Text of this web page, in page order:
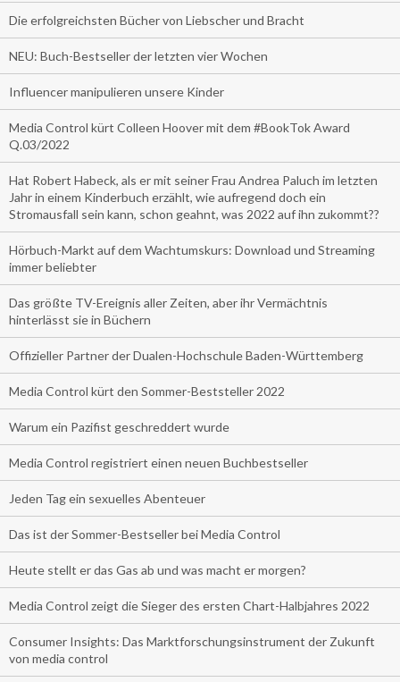
Die erfolgreichsten Bücher von Liebscher und Bracht
NEU: Buch-Bestseller der letzten vier Wochen
Influencer manipulieren unsere Kinder
Media Control kürt Colleen Hoover mit dem #BookTok Award
Q.03/2022
Hat Robert Habeck, als er mit seiner Frau Andrea Paluch im letzten
Jahr in einem Kinderbuch erzählt, wie aufregend doch ein
Stromausfall sein kann, schon geahnt, was 2022 auf ihn zukommt??
Hörbuch-Markt auf dem Wachtumskurs: Download und Streaming
immer beliebter
Das größte TV-Ereignis aller Zeiten, aber ihr Vermächtnis
hinterlässt sie in Büchern
Offizieller Partner der Dualen-Hochschule Baden-Württemberg
Media Control kürt den Sommer-Beststeller 2022
Warum ein Pazifist geschreddert wurde
Media Control registriert einen neuen Buchbestseller
Jeden Tag ein sexuelles Abenteuer
Das ist der Sommer-Bestseller bei Media Control
Heute stellt er das Gas ab und was macht er morgen?
Media Control zeigt die Sieger des ersten Chart-Halbjahres 2022
Consumer Insights: Das Marktforschungsinstrument der Zukunft
von media control